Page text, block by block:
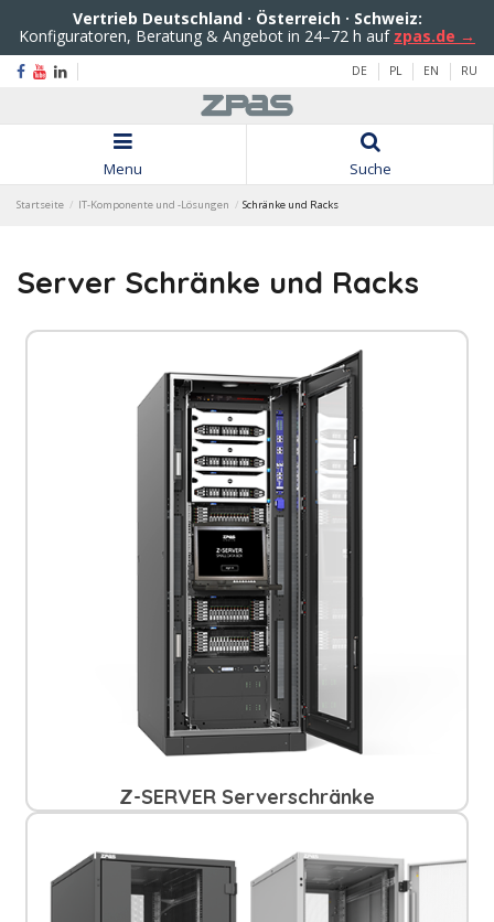
Vertrieb Deutschland · Österreich · Schweiz:
Konfiguratoren, Beratung & Angebot in 24–72 h auf zpas.de →
DE PL EN RU
Menu Suche
Startseite IT-Komponente und -Lösungen Schränke und Racks
Server Schränke und Racks
Z-SERVER Serverschränke